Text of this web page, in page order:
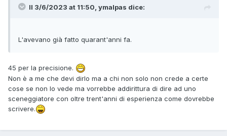
Il 3/6/2023 at 11:50, ymalpas dice:
L'avevano già fatto quarant'anni fa.
45 per la precisione.
Non è a me che devi dirlo ma a chi non solo non crede a certe
cose se non lo vede ma vorrebbe addirittura di dire ad uno
sceneggiatore con oltre trent'anni di esperienza come dovrebbe
scrivere.